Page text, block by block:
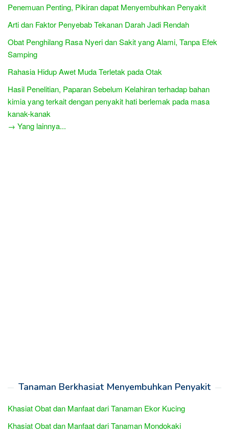
Penemuan Penting, Pikiran dapat Menyembuhkan Penyakit
Arti dan Faktor Penyebab Tekanan Darah Jadi Rendah
Obat Penghilang Rasa Nyeri dan Sakit yang Alami, Tanpa Efek
Samping
Rahasia Hidup Awet Muda Terletak pada Otak
Hasil Penelitian, Paparan Sebelum Kelahiran terhadap bahan
kimia yang terkait dengan penyakit hati berlemak pada masa
kanak-kanak
→ Yang lainnya...
Tanaman Berkhasiat Menyembuhkan Penyakit
Khasiat Obat dan Manfaat dari Tanaman Ekor Kucing
Khasiat Obat dan Manfaat dari Tanaman Mondokaki